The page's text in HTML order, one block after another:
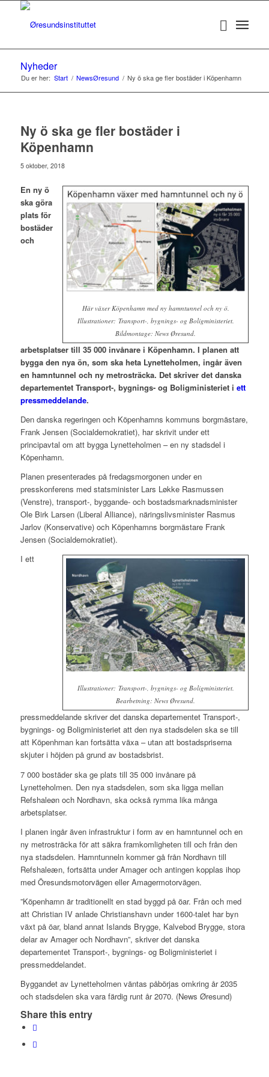
Nyheder
Du er her: Start / NewsØresund / Ny ö ska ge fler bostäder i Köpenhamn
Ny ö ska ge fler bostäder i
Köpenhamn
5 oktober, 2018
Här växer Köpenhamn med ny hamntunnel och ny ö.
Illustrationer: Transport-, bygnings- og Boligministeriet.
Bildmontage: News Øresund.
En ny ö
ska göra
plats för
bostäder
och
arbetsplatser till 35 000 invånare i Köpenhamn. I planen att
bygga den nya ön, som ska heta Lynetteholmen, ingår även
en hamntunnel och ny metrosträcka. Det skriver det danska
departementet Transport-, bygnings- og Boligministeriet i ett
pressmeddelande.
Den danska regeringen och Köpenhamns kommuns borgmästare,
Frank Jensen (Socialdemokratiet), har skrivit under ett
principavtal om att bygga Lynetteholmen – en ny stadsdel i
Köpenhamn.
Planen presenterades på fredagsmorgonen under en
presskonferens med statsminister Lars Løkke Rasmussen
(Venstre), transport-, byggande- och bostadsmarknadsminister
Ole Birk Larsen (Liberal Alliance), näringslivsminister Rasmus
Jarlov (Konservative) och Köpenhamns borgmästare Frank
Jensen (Socialdemokratiet).
Illustrationer: Transport-, bygnings- og Boligministeriet.
Bearbetning: News Øresund.
I ett
pressmeddelande skriver det danska departementet Transport-,
bygnings- og Boligministeriet att den nya stadsdelen ska se till
att Köpenhman kan fortsätta växa – utan att bostadspriserna
skjuter i höjden på grund av bostadsbrist.
7 000 bostäder ska ge plats till 35 000 invånare på
Lynetteholmen. Den nya stadsdelen, som ska ligga mellan
Refshaleøn och Nordhavn, ska också rymma lika många
arbetsplatser.
I planen ingår även infrastruktur i form av en hamntunnel och en
ny metrosträcka för att säkra framkomligheten till och från den
nya stadsdelen. Hamntunneln kommer gå från Nordhavn till
Refshaleæn, fortsätta under Amager och antingen kopplas ihop
med Öresundsmotorvägen eller Amagermotorvägen.
”Köpenhamn är traditionellt en stad byggd på öar. Från och med
att Christian IV anlade Christianshavn under 1600-talet har byn
växt på öar, bland annat Islands Brygge, Kalvebod Brygge, stora
delar av Amager och Nordhavn”, skriver det danska
departementet Transport-, bygnings- og Boligministeriet i
pressmeddelandet.
Byggandet av Lynetteholmen väntas påbörjas omkring år 2035
och stadsdelen ska vara färdig runt år 2070. (News Øresund)
Share this entry